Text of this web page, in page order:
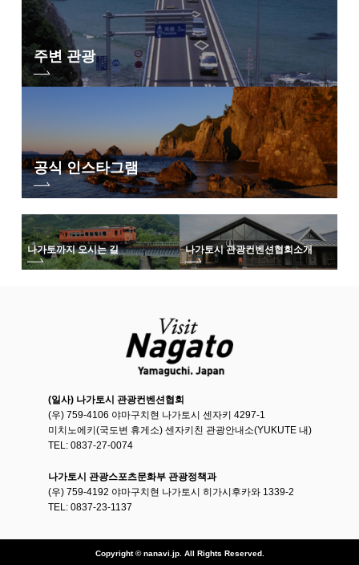
주변 관광
공식 인스타그램
나가토까지 오시는 길 나가토시 관광컨벤션협회소개
(일사) 나가토시 관광컨벤션협회
(우) 759-4106 야마구치현 나가토시 센자키 4297-1
미치노에키(국도변 휴게소) 센자키친 관광안내소(YUKUTE 내)
TEL: 0837-27-0074
나가토시 관광스포츠문화부 관광정책과
(우) 759-4192 야마구치현 나가토시 히가시후카와 1339-2
TEL: 0837-23-1137
Copyright © nanavi.jp. All Rights Reserved.